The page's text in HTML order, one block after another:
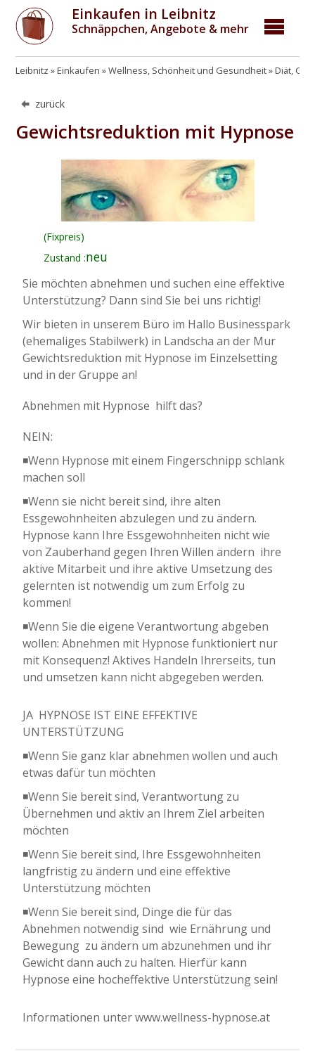
Einkaufen in Leibnitz
Schnäppchen, Angebote & mehr
Leibnitz Einkaufen Wellness, Schönheit und Gesundheit Diät,
zurück
Gewichtsreduktion mit Hypnose
(Fixpreis)
Zustand :neu
Sie möchten abnehmen und suchen eine effektive
Unterstützung? Dann sind Sie bei uns richtig!
Wir bieten in unserem Büro im Hallo Businesspark
(ehemaliges Stabilwerk) in Landscha an der Mur
Gewichtsreduktion mit Hypnose im Einzelsetting
und in der Gruppe an!
Abnehmen mit Hypnose  hilft das?
NEIN:
◾Wenn Hypnose mit einem Fingerschnipp schlank
machen soll
◾Wenn sie nicht bereit sind, ihre alten
Essgewohnheiten abzulegen und zu ändern.
Hypnose kann Ihre Essgewohnheiten nicht wie
von Zauberhand gegen Ihren Willen ändern  ihre
aktive Mitarbeit und ihre aktive Umsetzung des
gelernten ist notwendig um zum Erfolg zu
kommen!
◾Wenn Sie die eigene Verantwortung abgeben
wollen: Abnehmen mit Hypnose funktioniert nur
mit Konsequenz! Aktives Handeln Ihrerseits, tun
und umsetzen kann nicht abgegeben werden.
JA  HYPNOSE IST EINE EFFEKTIVE
UNTERSTÜTZUNG
◾Wenn Sie ganz klar abnehmen wollen und auch
etwas dafür tun möchten
◾Wenn Sie bereit sind, Verantwortung zu
Übernehmen und aktiv an Ihrem Ziel arbeiten
möchten
◾Wenn Sie bereit sind, Ihre Essgewohnheiten
langfristig zu ändern und eine effektive
Unterstützung möchten
◾Wenn Sie bereit sind, Dinge die für das
Abnehmen notwendig sind  wie Ernährung und
Bewegung  zu ändern um abzunehmen und ihr
Gewicht dann auch zu halten. Hierfür kann
Hypnose eine hocheffektive Unterstützung sein!
Informationen unter www.wellness-hypnose.at